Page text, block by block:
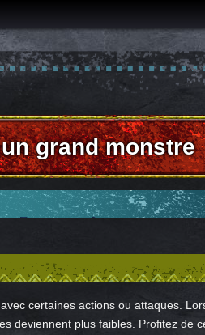
grand monstre
certaines actions ou attaques.
deviennent plus faibles. Profitez de